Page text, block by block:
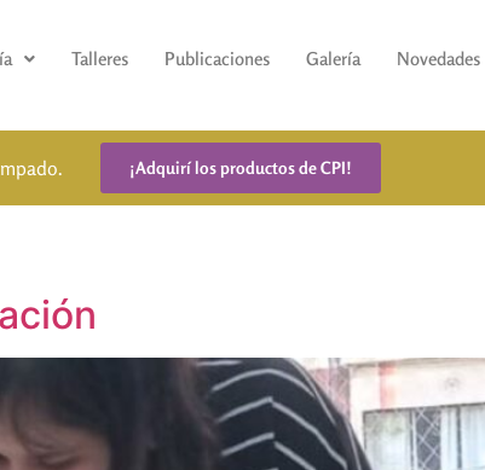
Talleres Publicaciones Galería Novedades
¡Adquirí los productos de CPI!